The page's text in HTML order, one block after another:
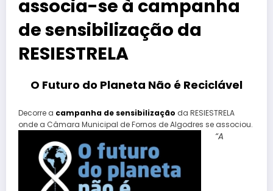
associa-se à campanha
de sensibilização da
RESIESTRELA
O Futuro do Planeta Não é Reciclável
Decorre a campanha de sensibilização da RESIESTRELA
onde a Câmara Municipal de Fornos de Algodres se associou.
“A